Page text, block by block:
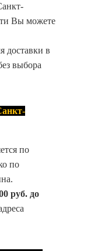
Вы можете
доставки в
выбора
по
по
руб. до